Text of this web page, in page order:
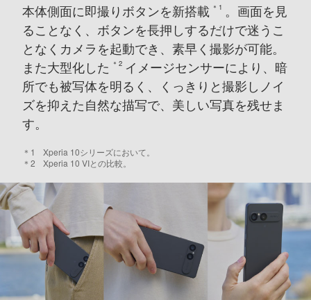
本体側面に即撮りボタンを新搭載 ＊1 。画面を見
ることなく、 ボタンを長押しするだけで迷うこ
となくカメラを起動でき、素早く撮影が可能。
また大型化した
＊2 イメージセンサーにより、暗
所でも被写体を明るく、
くっきりと撮影しノイ
ズを抑えた自然な描写で、美しい写真を残せま
す。
＊1
Xperia 10シリーズにおいて。
＊2
Xperia 10 VIとの比較。